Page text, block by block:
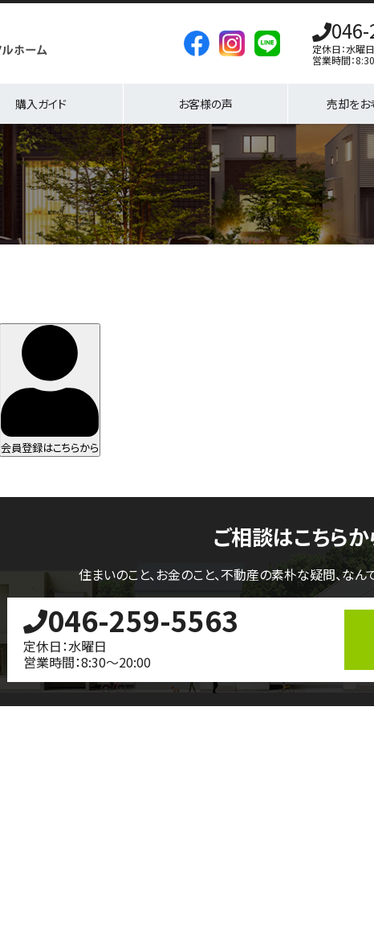
定休日：水曜日
営業時間：
購入ガイド お客様の声 売却をお
会員登録はこちらから
ご相談はこちらか
住まいのこと、お金のこと、不動産の素朴な疑問、なん
046-259-5563
定休日：水曜日
営業時間：8:30～20:00